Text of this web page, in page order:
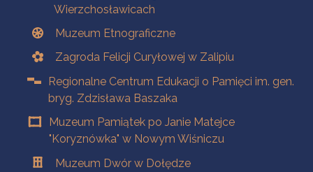
Wierzchosławicach
Muzeum Etnograficzne
Zagroda Felicji Curyłowej w Zalipiu
Regionalne Centrum Edukacji o Pamięci im. gen.
bryg. Zdzisława Baszaka
Muzeum Pamiątek po Janie Matejce
"Koryznówka" w Nowym Wiśniczu
Muzeum Dwór w Dołędze